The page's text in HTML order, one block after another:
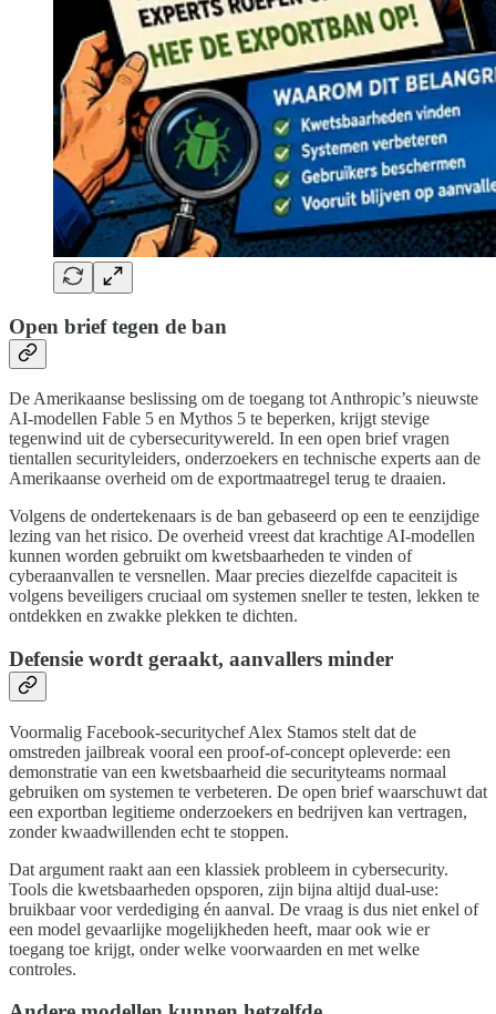
Open brief tegen de ban
De Amerikaanse beslissing om de toegang tot Anthropic’s nieuwste
AI-modellen Fable 5 en Mythos 5 te beperken, krijgt stevige
tegenwind uit de cybersecuritywereld. In een open brief vragen
tientallen securityleiders, onderzoekers en technische experts aan de
Amerikaanse overheid om de exportmaatregel terug te draaien.
Volgens de ondertekenaars is de ban gebaseerd op een te eenzijdige
lezing van het risico. De overheid vreest dat krachtige AI-modellen
kunnen worden gebruikt om kwetsbaarheden te vinden of
cyberaanvallen te versnellen. Maar precies diezelfde capaciteit is
volgens beveiligers cruciaal om systemen sneller te testen, lekken te
ontdekken en zwakke plekken te dichten.
Defensie wordt geraakt, aanvallers minder
Voormalig Facebook-securitychef Alex Stamos stelt dat de
omstreden jailbreak vooral een proof-of-concept opleverde: een
demonstratie van een kwetsbaarheid die securityteams normaal
gebruiken om systemen te verbeteren. De open brief waarschuwt dat
een exportban legitieme onderzoekers en bedrijven kan vertragen,
zonder kwaadwillenden echt te stoppen.
Dat argument raakt aan een klassiek probleem in cybersecurity.
Tools die kwetsbaarheden opsporen, zijn bijna altijd dual-use:
bruikbaar voor verdediging én aanval. De vraag is dus niet enkel of
een model gevaarlijke mogelijkheden heeft, maar ook wie er
toegang toe krijgt, onder welke voorwaarden en met welke
controles.